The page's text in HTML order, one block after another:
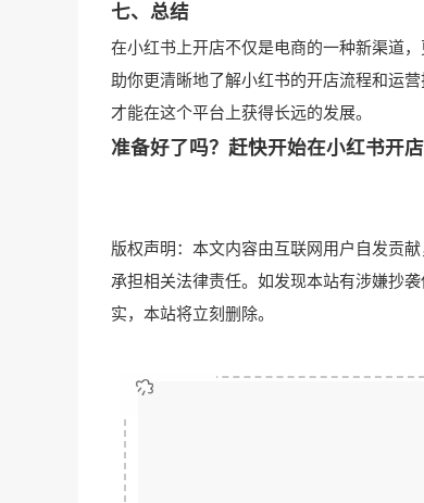
七、总结
在小红书上开店不仅是电商的一种新渠道
助你更清晰地了解小红书的开店流程和运
才能在这个平台上获得长远的发展。
准备好了吗？赶快开始在小红书开店
版权声明：本文内容由互联网用户自发贡
承担相关法律责任。如发现本站有涉嫌抄
实，本站将立刻删除。